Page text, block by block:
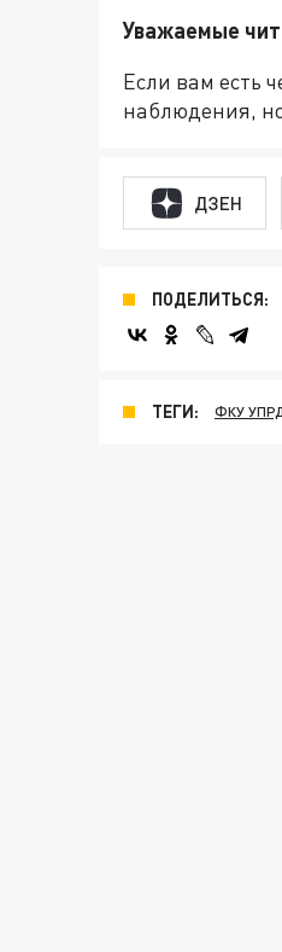
Уважаемые
Если вам есть
наблюдения,
ДЗЕН
ПОДЕЛИТЬСЯ:
ТЕГИ: ФКУ